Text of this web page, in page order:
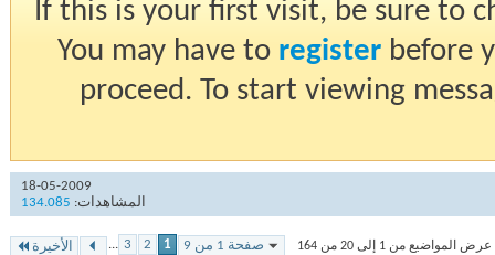
If this is your first visit, be sure to
You may have toregisterbefore
proceed. To start viewing
18-05-2009
المشاهدات: 134.085
صفحة 1 من 9 ... الأخيرة المواضيع من 1 إلى 20 من 164